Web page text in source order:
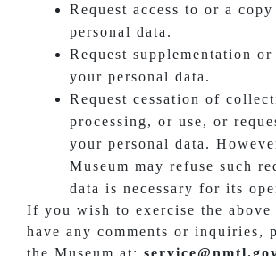
Request access to or a
personal data.
Request supplementation
your personal data.
Request cessation of
processing, or use, or
your personal data.
Museum may refuse such
data is necessary for its
If you wish to exercise the
have any comments or inquiries,
the Museum at: